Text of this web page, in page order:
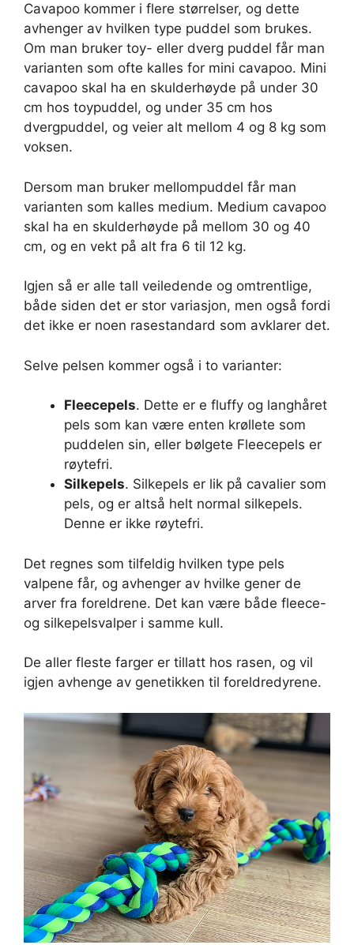
Cavapoo kommer i flere størrelser, og dette
avhenger av hvilken type puddel som brukes.
Om man bruker toy- eller dverg puddel får man
varianten som ofte kalles for mini cavapoo. Mini
cavapoo skal ha en skulderhøyde på under 30
cm hos toypuddel, og under 35 cm hos
dvergpuddel, og veier alt mellom 4 og 8 kg som
voksen.
Dersom man bruker mellompuddel får man
varianten som kalles medium. Medium cavapoo
skal ha en skulderhøyde på mellom 30 og 40
cm, og en vekt på alt fra 6 til 12 kg.
Igjen så er alle tall veiledende og omtrentlige,
både siden det er stor variasjon, men også fordi
det ikke er noen rasestandard som avklarer det.
Selve pelsen kommer også i to varianter:
Fleecepels. Dette er e fluffy og langhåret
pels som kan være enten krøllete som
puddelen sin, eller bølgete Fleecepels er
røytefri.
Silkepels. Silkepels er lik på cavalier som
pels, og er altså helt normal silkepels.
Denne er ikke røytefri.
Det regnes som tilfeldig hvilken type pels
valpene får, og avhenger av hvilke gener de
arver fra foreldrene. Det kan være både fleece-
og silkepelsvalper i samme kull.
De aller fleste farger er tillatt hos rasen, og vil
igjen avhenge av genetikken til foreldredyrene.